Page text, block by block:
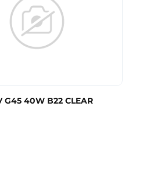
G45 40W B22 CLEAR